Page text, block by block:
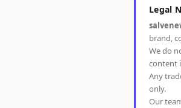
Legal
brand,
We do
content
Any
only.
Our